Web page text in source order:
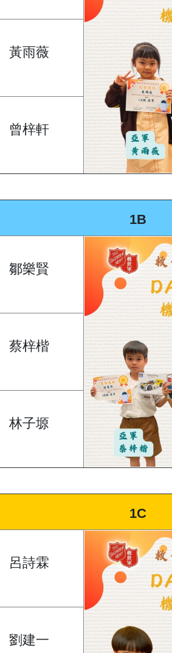
黃雨薇
曾梓軒
1B
鄒樂賢
蔡梓楷
林子塬
1C
呂詩霖
劉建一